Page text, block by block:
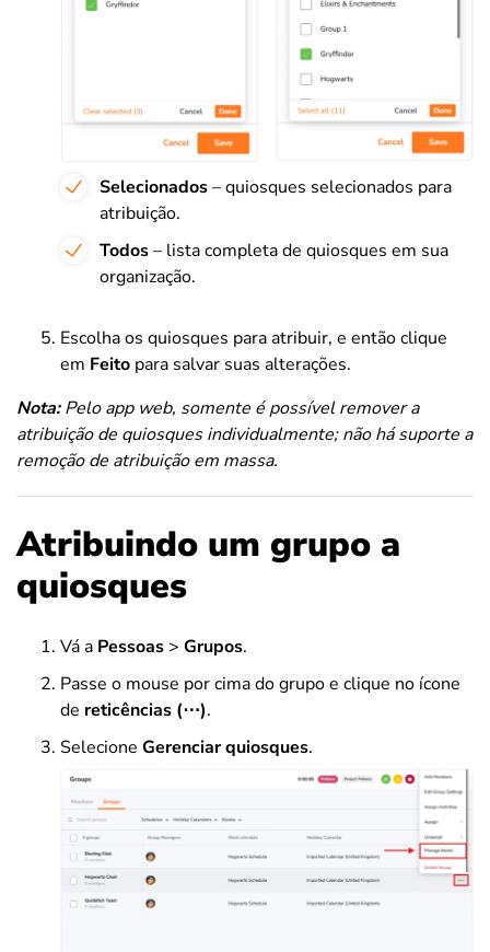
Selecionados– quiosques selecionados para
atribuição.
Todos– lista completa de quiosques em sua
organização.
Escolha os quiosques para atribuir, e então clique
em Feito para salvar suas alterações.
Nota:Pelo app web, somente é possível remover a
atribuição de quiosques individualmente; não há suporte a
remoção de atribuição em massa.
Atribuindo um grupo a
quiosques
Vá a Pessoas > Grupos.
Passe o mouse por cima do grupo e clique no ícone
de reticências (⋯).
Selecione Gerenciar quiosques.